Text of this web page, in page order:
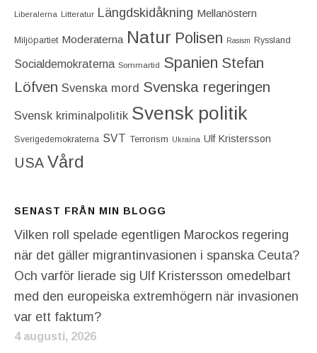
Liberalerna Litteratur Längdskidåkning Mellanöstern
Miljöpartiet Moderaterna Natur Polisen Rasism Ryssland
Socialdemokraterna Sommartid Spanien Stefan
Löfven Svenska mord Svenska regeringen
Svensk kriminalpolitik Svensk politik
Sverigedemokraterna SVT Terrorism Ukraina Ulf Kristersson
USA Vård
SENAST FRÅN MIN BLOGG
Vilken roll spelade egentligen Marockos regering
när det gäller migrantinvasionen i spanska Ceuta?
Och varför lierade sig Ulf Kristersson omedelbart
med den europeiska extremhögern när invasionen
var ett faktum?
4 augusti, 2026